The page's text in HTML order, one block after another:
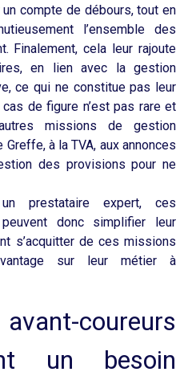
compte de débours, tout en
l’ensemble des
Finalement, cela leur rajoute
en lien avec la gestion
ce qui ne constitue pas leur
de figure n’est pas rare et
missions de gestion
à la TVA, aux annonces
des provisions pour ne
prestataire expert, ces
donc simplifier leur
s’acquitter de ces missions
sur leur métier à
coureurs
un besoin